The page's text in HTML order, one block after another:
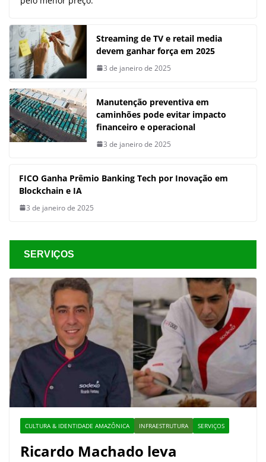
Streaming de TV e retail media
devem ganhar força em 2025
3 de janeiro de 2025
Manutenção preventiva em
caminhões pode evitar impacto
financeiro e operacional
3 de janeiro de 2025
FICO Ganha Prêmio Banking Tech por Inovação em
Blockchain e IA
3 de janeiro de 2025
SERVIÇOS
CULTURA & IDENTIDADE AMAZÔNICA INFRAESTRUTURA SERVIÇOS
Ricardo Machado leva